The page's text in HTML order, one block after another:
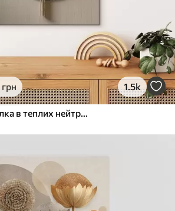
грн 1.5k
Рельєфні кола та гілка в теплих нейтральних тонах